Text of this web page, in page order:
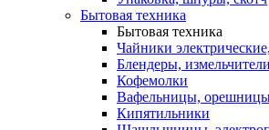
Бытовая техника
Бытовая техника
Чайники
Блендеры, измельчители
Кофемолки
Вафельницы,
Кипятильники